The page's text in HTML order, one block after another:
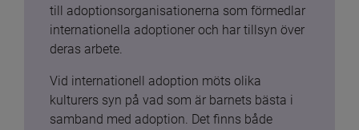
till adoptionsorganisationerna som förmedlar
internationella adoptioner och har tillsyn över
deras arbete.
Vid internationell adoption möts olika
kulturers syn på vad som är barnets bästa i
samband med adoption. Det finns både